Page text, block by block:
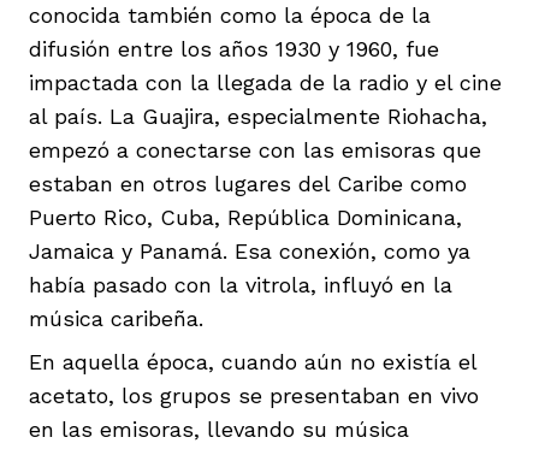
conocida también como la época de la
difusión entre los años 1930 y 1960, fue
impactada con la llegada de la radio y el cine
al país. La Guajira, especialmente Riohacha,
empezó a conectarse con las emisoras que
estaban en otros lugares del Caribe como
Puerto Rico, Cuba, República Dominicana,
Jamaica y Panamá. Esa conexión, como ya
había pasado con la vitrola, influyó en la
música caribeña.
En aquella época, cuando aún no existía el
acetato, los grupos se presentaban en vivo
en las emisoras, llevando su música